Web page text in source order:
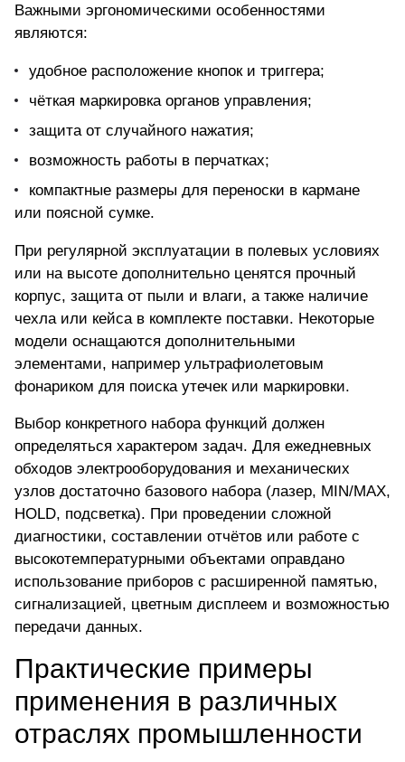
Важными эргономическими особенностями
являются:
удобное расположение кнопок и триггера;
чёткая маркировка органов управления;
защита от случайного нажатия;
возможность работы в перчатках;
компактные размеры для переноски в кармане
или поясной сумке.
При регулярной эксплуатации в полевых условиях
или на высоте дополнительно ценятся прочный
корпус, защита от пыли и влаги, а также наличие
чехла или кейса в комплекте поставки. Некоторые
модели оснащаются дополнительными
элементами, например ультрафиолетовым
фонариком для поиска утечек или маркировки.
Выбор конкретного набора функций должен
определяться характером задач. Для ежедневных
обходов электрооборудования и механических
узлов достаточно базового набора (лазер, MIN/MAX,
HOLD, подсветка). При проведении сложной
диагностики, составлении отчётов или работе с
высокотемпературными объектами оправдано
использование приборов с расширенной памятью,
сигнализацией, цветным дисплеем и возможностью
передачи данных.
Практические примеры
применения в различных
отраслях промышленности